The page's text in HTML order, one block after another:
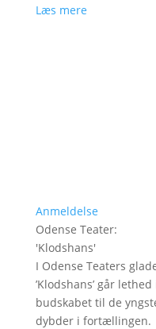
Læs mere
Anmeldelse
Odense Teater:
'Klodshans'
I Odense Teaters
’Klodshans’ går
budskabet til de
dybder i fortællingen.